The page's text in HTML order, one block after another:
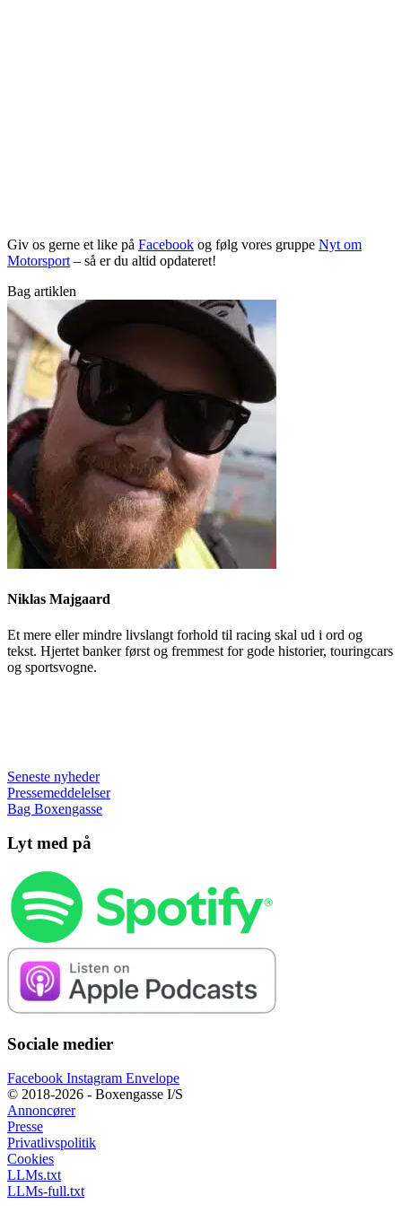
Giv os gerne et like på Facebook og følg vores gruppe Nyt om
Motorsport – så er du altid opdateret!
Bag artiklen
Niklas Majgaard
Et mere eller mindre livslangt forhold til racing skal ud i ord og
tekst. Hjertet banker først og fremmest for gode historier, touringcars
og sportsvogne.
Seneste nyheder
Pressemeddelelser
Bag Boxengasse
Lyt med på
Sociale medier
Facebook Instagram Envelope
© 2018-2026 - Boxengasse I/S
Annoncører
Presse
Privatlivspolitik
Cookies
LLMs.txt
LLMs-full.txt